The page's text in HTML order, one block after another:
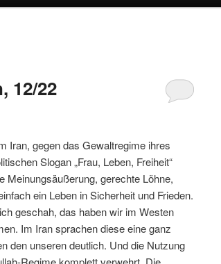
12/22
Iran, gegen das Gewaltregime ihres
Slogan „Frau, Leben, Freiheit“
Meinungsäußerung, gerechte Löhne,
ein Leben in Sicherheit und Frieden.
geschah, das haben wir im Westen
Im Iran sprachen diese eine ganz
den unseren deutlich. Und die Nutzung